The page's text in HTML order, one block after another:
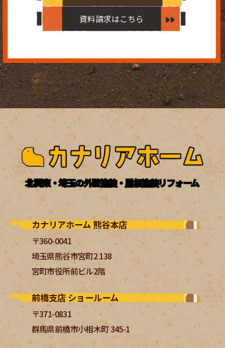
資料請求はこちら
北関東・埼玉の外壁塗装・屋根塗装リフォーム
カナリアホーム 熊谷本店
〒360-0041
埼玉県熊谷市宮町2 138
宮町市役所前ビル2階
前橋支店 ショールーム
〒371-0831
群馬県前橋市小相木町 345-1